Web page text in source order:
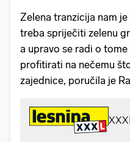
Zelena tranzicija nam
treba spriječiti zelenu
a upravo se radi o
profitirati na nečemu
zajednice, poručila je